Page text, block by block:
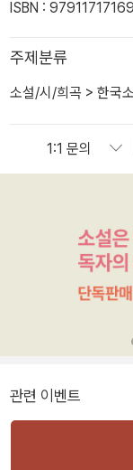
ISBN :
주제분류
소설/시/희곡 > 한국
관련 이벤트